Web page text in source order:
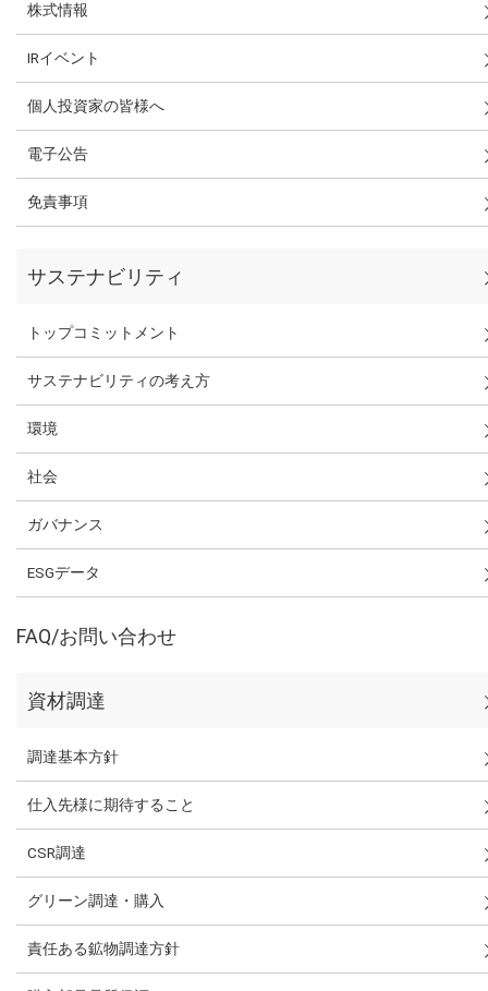
株式情報
IRイベント
個人投資家の皆様へ
電子公告
免責事項
サステナビリティ
トップコミットメント
サステナビリティの考え方
環境
社会
ガバナンス
ESGデータ
FAQ/お問い合わせ
資材調達
調達基本方針
仕入先様に期待すること
CSR調達
グリーン調達・購入
責任ある鉱物調達方針